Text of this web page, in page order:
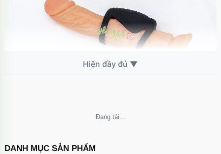
lợi khi sử dụng từ xa
Không thể tải nội dung
DANH MỤC SẢN PHẨM